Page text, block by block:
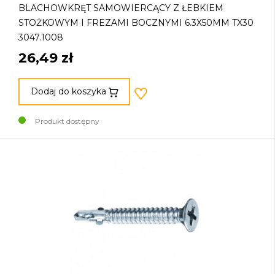
BLACHOWKRĘT SAMOWIERCĄCY Z ŁEBKIEM
STOŻKOWYM I FREZAMI BOCZNYMI 6.3X50MM TX30
3047.1008
26,49 zł
Dodaj do koszyka
Produkt dostępny